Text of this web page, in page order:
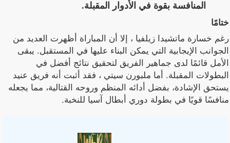
المنافسة بقوة في الأدوار المقبلة.
ختامًا
رغم خسارة ماتشيدا زيلفيا ، إلا أن المباراة أظهرت العديد من
الجوانب الإيجابية التي يمكن البناء عليها في المستقبل. يبقى
الأمل قائمًا لدى جماهير الفريق لتحقيق نتائج أفضل في
البطولات المقبلة. أما ملبورن سيتي ، فقد أثبت أنه فريق عنيد
يستحق الإشادة، بفضل أدائه المنظم وروحه القتالية، مما يجعله
منافسًا قويًا في بطولة دوري أبطال آسيا للنخبة.